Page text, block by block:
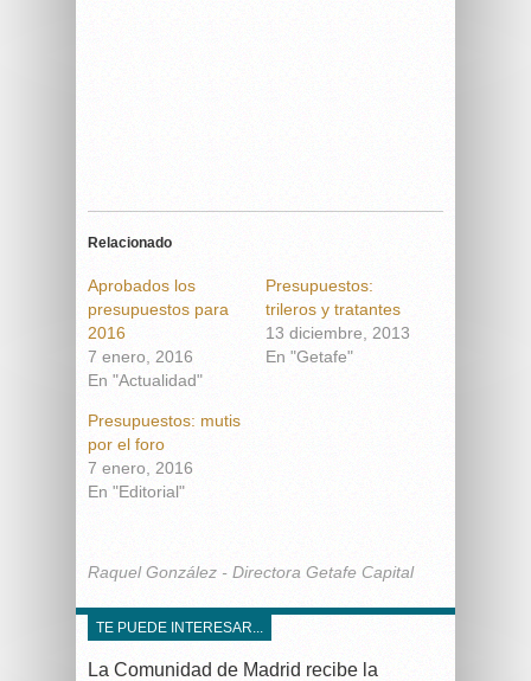
Relacionado
Aprobados los
presupuestos para
2016
7 enero, 2016
En "Actualidad"
Presupuestos:
trileros y tratantes
13 diciembre, 2013
En "Getafe"
Presupuestos: mutis
por el foro
7 enero, 2016
En "Editorial"
Raquel González - Directora Getafe Capital
TE PUEDE INTERESAR...
La Comunidad de Madrid recibe la